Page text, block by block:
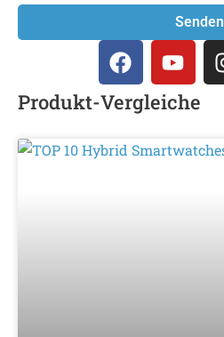
Senden
Produkt-Vergleiche